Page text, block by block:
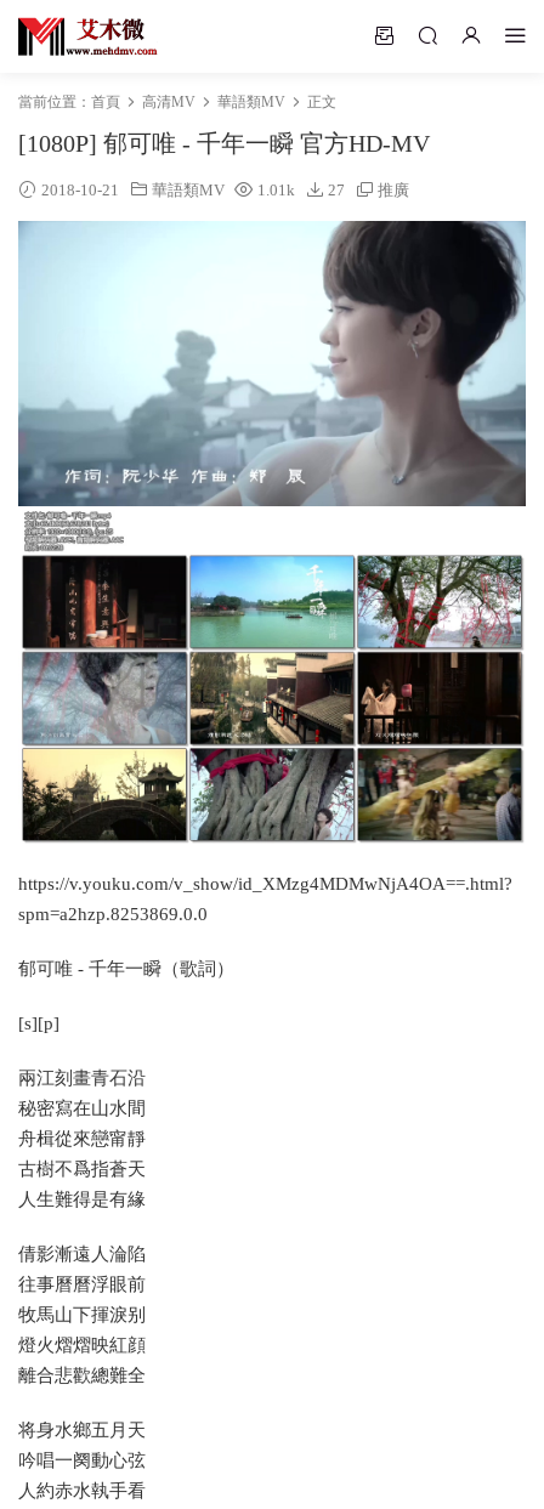
當前位置： 首頁 高清MV 華語類MV 正文
[1080P] 郁可唯 - 千年一瞬 官方HD-MV
2018-10-21 華語類MV 1.01k 27 推廣
https://v.youku.com/v_show/id_XMzg4MDMwNjA4OA==.html?
spm=a2hzp.8253869.0.0
郁可唯 - 千年一瞬（歌詞）
[s][p]
兩江刻畫青石沿
秘密寫在山水間
舟楫從來戀甯靜
古樹不爲指蒼天
人生難得是有緣
倩影漸遠人淪陷
往事曆曆浮眼前
牧馬山下揮淚别
燈火熠熠映紅顔
離合悲歡總難全
将身水鄉五月天
吟唱一阕動心弦
人約赤水執手看